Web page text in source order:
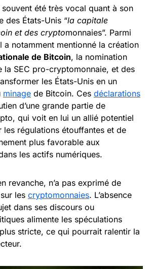
souvent été très vocal quant à son
des États-Unis “la capitale
et des cryptomonnaies”. Parmi
a notamment mentionné la création
de Bitcoin, la nomination
la SEC pro-cryptomonnaie, et des
les États-Unis en un
minage de Bitcoin. Ces déclarations
d’une grande partie de
qui voit en lui un allié potentiel
les régulations étouffantes et de
plus favorable aux
les actifs numériques.
revanche, n’a pas exprimé de
les cryptomonnaies. L’absence
dans ses discours ou
alimente les spéculations
stricte, ce qui pourrait ralentir la